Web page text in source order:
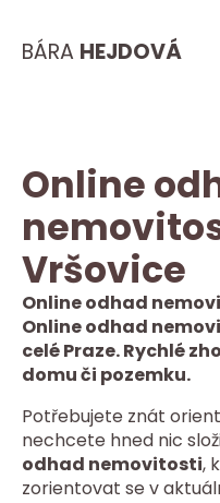
BÁRA HEJDOVÁ
Online
Vršovice
Online odhad
Online odhad
celé Praze. Rychlé
domu či pozemku.
Potřebujete znát
nechcete hned nic
odhad nemovitosti,
zorientovat se v